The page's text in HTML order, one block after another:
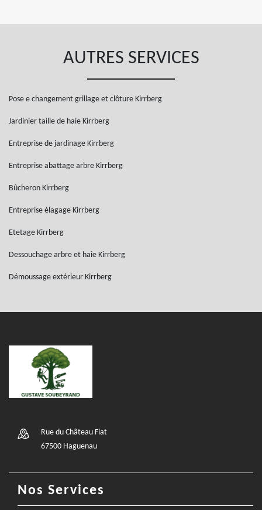
AUTRES SERVICES
Pose e changement grillage et clôture Kirrberg
Jardinier taille de haie Kirrberg
Entreprise de jardinage Kirrberg
Entreprise abattage arbre Kirrberg
Bûcheron Kirrberg
Entreprise élagage Kirrberg
Etetage Kirrberg
Dessouchage arbre et haie Kirrberg
Démoussage extérieur Kirrberg
Rue du Château Fiat
67500 Haguenau
Nos Services